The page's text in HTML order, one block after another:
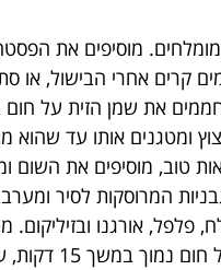
מוסיפים את
קרים אחרי הבישול, או
את שמן הזית על חום
ומטגנים אותו עד שהוא
טוב, מוסיפים את השום
המרוסקות לסיר
פלפל, אורגנו
עד שהתערובת מסמיכה מעט.